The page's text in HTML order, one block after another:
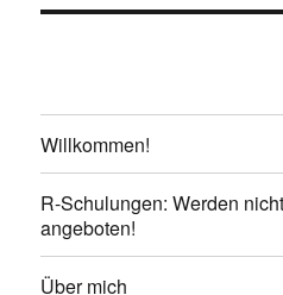
Willkommen!
R-Schulungen: Werden
angeboten!
Über mich